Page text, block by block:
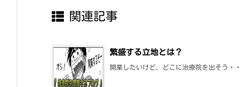
関連記事
繁盛する立地とは？
開業したいけど、どこに治療院を出そう・